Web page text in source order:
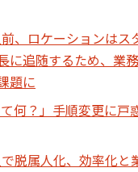
、ロケーションはス
に追随するため、業
題に
て何？」手順変更に戸
脱属人化、効率化と